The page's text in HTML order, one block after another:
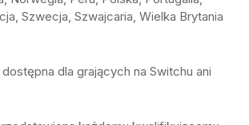
Szwecja, Szwajcaria, Wielka Brytania
dla grających na Switchu ani